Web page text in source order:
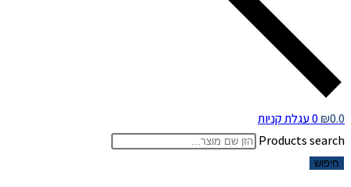
₪0.0
0 עגלת קניות
Products search
חיפוש